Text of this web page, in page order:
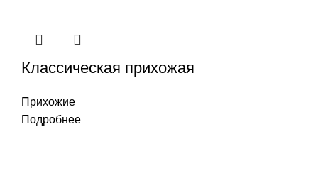
Классическая прихожая
Прихожие
Подробнее